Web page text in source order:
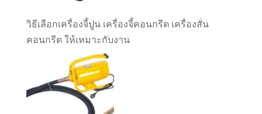
วิธีเลือกเครื่องจี้ปูน เครื่องจี้คอนกรีต เครื่องสั่น
คอนกรีต ให้เหมาะกับงาน